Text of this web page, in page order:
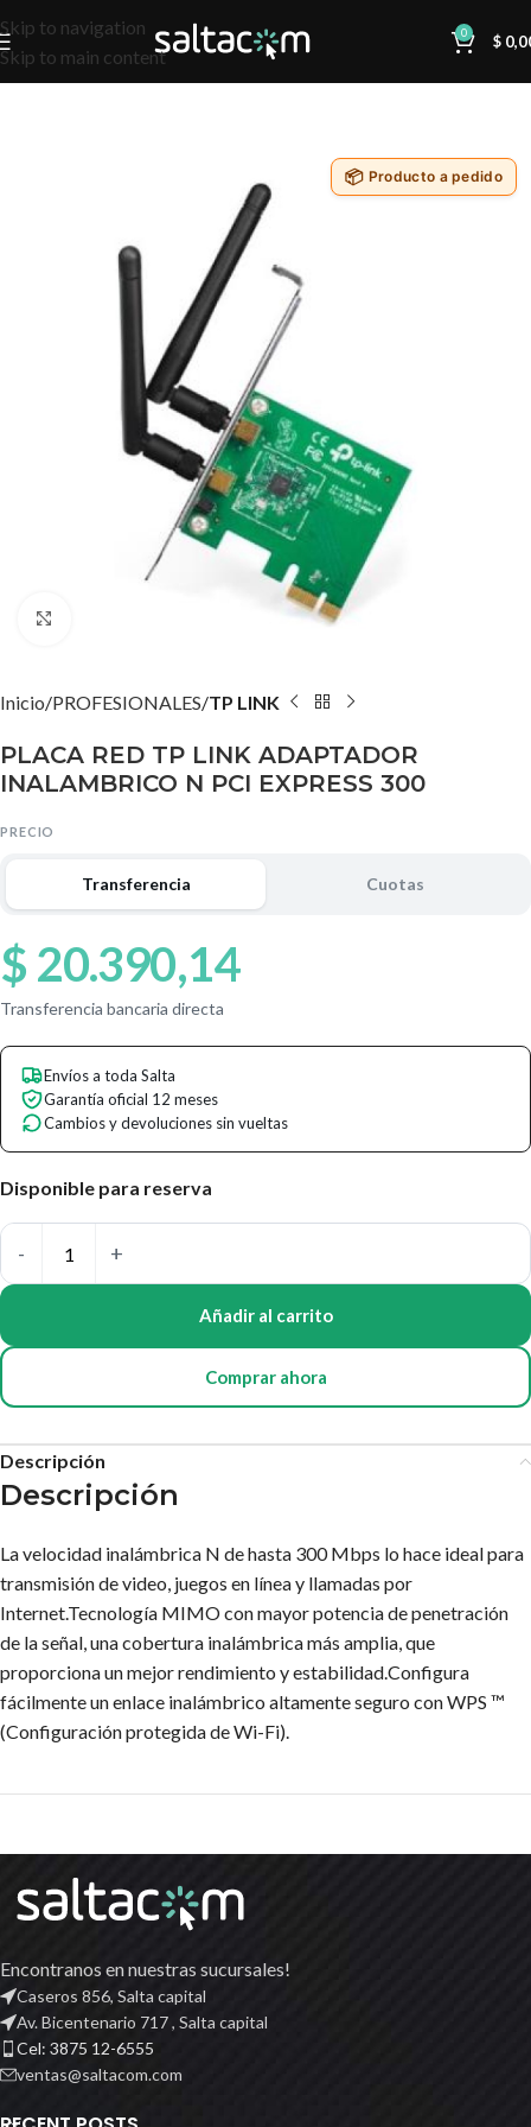
Skip to navigation
Skip to main content
0 $
Producto a pedido
Inicio PROFESIONALES TP LINK
PLACA RED TP LINK ADAPTADOR
INALAMBRICO N PCI EXPRESS 300
PRECIO
Transferencia Cuotas
$ 20.390,14
Transferencia bancaria directa
Envíos a toda Salta
Garantía oficial 12 meses
Cambios y devoluciones sin vueltas
Disponible para reserva
Añadir al carrito
Comprar ahora
Descripción
Descripción
La velocidad inalámbrica N de hasta 300 Mbps lo hace ideal para
transmisión de video, juegos en línea y llamadas por
Internet.Tecnología MIMO con mayor potencia de penetración
de la señal, una cobertura inalámbrica más amplia, que
proporciona un mejor rendimiento y estabilidad.Configura
fácilmente un enlace inalámbrico altamente seguro con WPS ™
(Configuración protegida de Wi-Fi).
Encontranos en nuestras sucursales!
Caseros 856, Salta capital
Av. Bicentenario 717 , Salta capital
Cel: 3875 12-6555
ventas@saltacom.com